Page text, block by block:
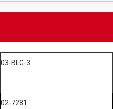
03-BLG-3
02-7281